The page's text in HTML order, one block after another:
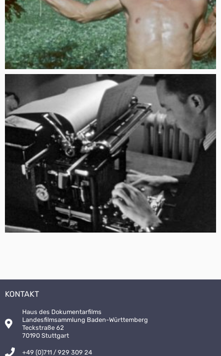
KONTAKT
Haus des Dokumentarfilms
Landesfilmsammlung Baden-Württemberg
Teckstraße 62
70190 Stuttgart
+49 (0)711 / 929 309 24